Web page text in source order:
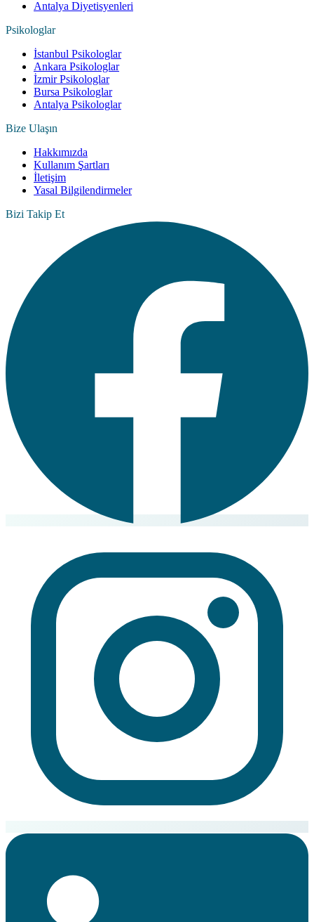
Antalya Diyetisyenleri
Psikologlar
İstanbul Psikologlar
Ankara Psikologlar
İzmir Psikologlar
Bursa Psikologlar
Antalya Psikologlar
Bize Ulaşın
Hakkımızda
Kullanım Şartları
İletişim
Yasal Bilgilendirmeler
Bizi Takip Et